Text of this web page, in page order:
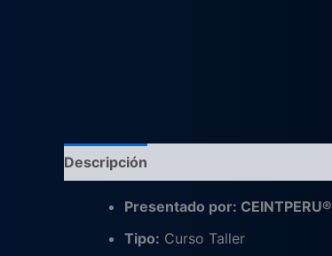
Descripción
Presentado por: CEINTPERU®
Tipo: Curso Taller